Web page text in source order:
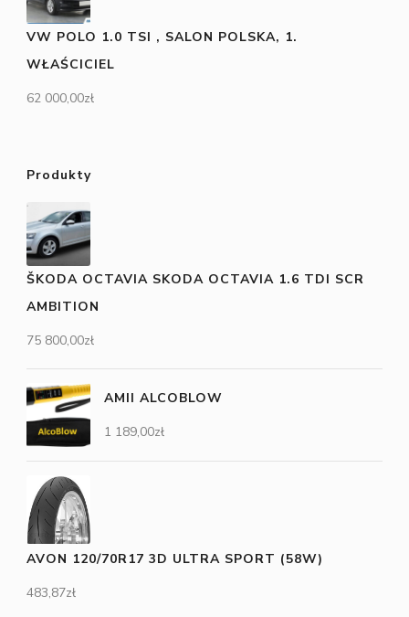
VW POLO 1.0 TSI , SALON POLSKA, 1.
WŁAŚCICIEL
62 000,00zł
Produkty
ŠKODA OCTAVIA SKODA OCTAVIA 1.6 TDI SCR
AMBITION
75 800,00zł
AMII ALCOBLOW
1 189,00zł
AVON 120/70R17 3D ULTRA SPORT (58W)
483,87zł